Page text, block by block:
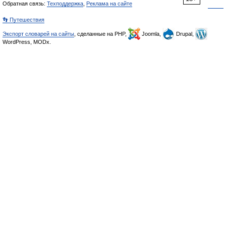
Обратная связь: Техподдержка Реклама на сайте
👣 Путешествия
Экспорт словарей на сайты , сделанные на PHP, Joomla,
Drupal,
WordPress, MODx.